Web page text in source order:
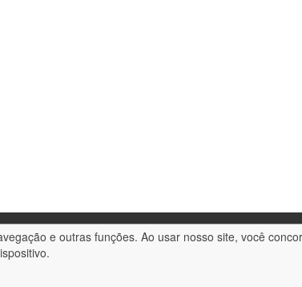
e outras funções. Ao usar nosso site, você